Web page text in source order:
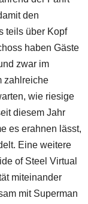
den
teils über Kopf
haben Gäste
zwar im
zahlreiche
wie riesige
diesem Jahr
es erahnen lässt,
Eine weitere
of Steel Virtual
miteinander
mit Superman